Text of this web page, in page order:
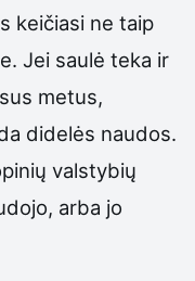
keičiasi ne taip
Jei saulė teka ir
metus,
didelės naudos.
valstybių
arba jo